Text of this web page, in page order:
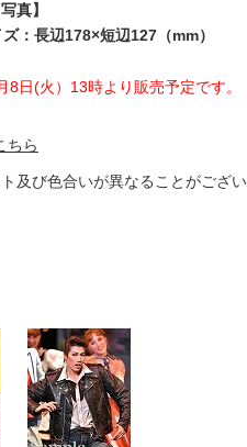
真】
：長辺178×短辺127（mm）
日(火）13時より販売予定です。
ちら
及び色合いが異なることがござい
ービス